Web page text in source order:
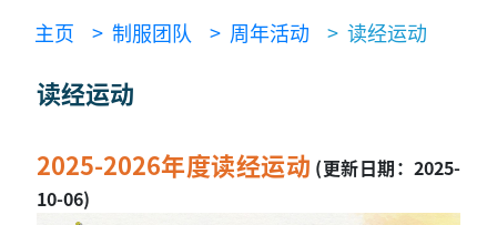
主页 > 制服团队 > 周年活动 > 读经运动
读经运动
2025-2026年度读经运动 (更新日期：2025-
10-06)